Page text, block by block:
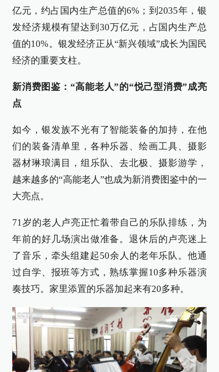
亿元，约占国内生产总值的6%；到2035年，银
发经济规模有望达到30万亿元，占国内生产总
值的10%。银发经济正从“新兴领域”成长为国民
经济的重要支柱。
新消费图鉴：“高能老人”的“悦己型消费”成亮
点
如今，银发族不光有了智能装备的加持，在他
们的装备清单里，各种乐器、绘画工具、摄影
器材琳琅满目，组乐队、去北极、摄影游学，
越来越多的“高能老人”也成为新消费图鉴中的一
大亮点。
71岁的老人卢亮正忙着带自己的乐队排练，为
年前的好几场演出做准备。退休后的卢亮迷上
了音乐，牵头组建起50余人的老年乐队。他通
过自学、报班等方式，熟练掌握10多种乐器演
奏技巧。家里添置的乐器加起来有20多种。